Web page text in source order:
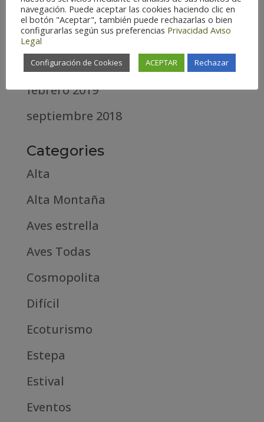
diciembre 2020
abril 2020
marzo 2020
febrero 2019
septiembre 2018
Categories
Alta
Alta Montaña
Aves estrella
Aves Todas
Cosmopolita
Difícil
Ecoturismo
Estepa
Estival
Eventos
navegación. Puede aceptar las cookies haciendo clic en
el botón "Aceptar", también puede rechazarlas o bien
configurarlas según sus preferencias Privacidad Aviso
Legal
Configuración de Cookies ACEPTAR Rechazar